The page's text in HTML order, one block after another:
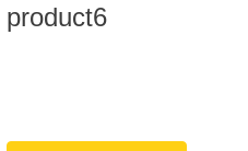
product6